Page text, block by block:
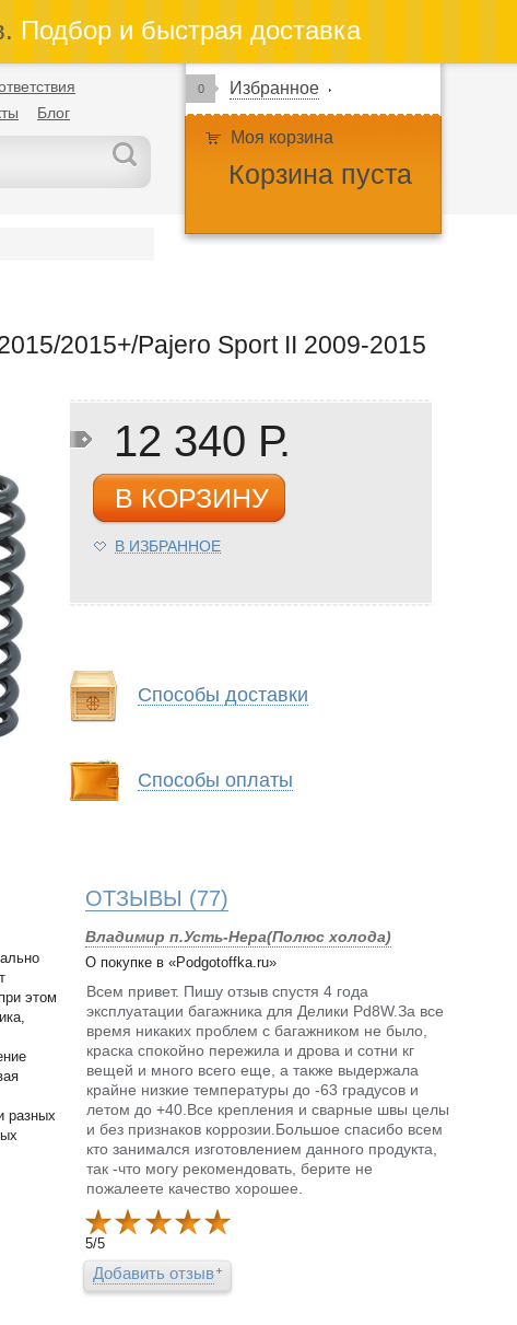
Подбор и быстрая доставка
Блог
0 Избранное
Моя корзина
Корзина пуста
2015+/Pajero Sport II 2009-2015
этом
разных
12 340 Р.
В КОРЗИНУ
В ИЗБРАННОЕ
Способы доставки
Способы оплаты
ОТЗЫВЫ (77)
Владимир п.Усть-Нера(Полюс холода)
О покупке в «Podgotoffka.ru»
Всем привет. Пишу отзыв спустя 4 года
эксплуатации багажника для Делики Pd8W.За все
время никаких проблем с багажником не было,
краска спокойно пережила и дрова и сотни кг
вещей и много всего еще, а также выдержала
крайне низкие температуры до -63 градусов и
летом до +40.Все крепления и сварные швы целы
и без признаков коррозии.Большое спасибо всем
кто занимался изготовлением данного продукта,
так -что могу рекомендовать, берите не
пожалеете качество хорошее.
5/5
Добавить отзыв